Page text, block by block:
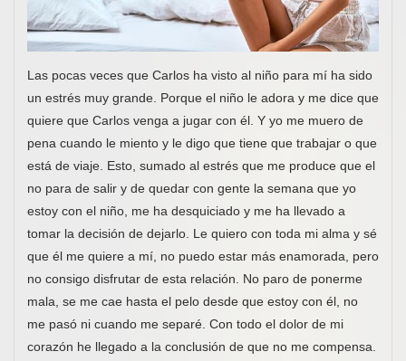
Las pocas veces que Carlos ha visto al niño para mí ha sido
un estrés muy grande. Porque el niño le adora y me dice que
quiere que Carlos venga a jugar con él. Y yo me muero de
pena cuando le miento y le digo que tiene que trabajar o que
está de viaje. Esto, sumado al estrés que me produce que el
no para de salir y de quedar con gente la semana que yo
estoy con el niño, me ha desquiciado y me ha llevado a
tomar la decisión de dejarlo. Le quiero con toda mi alma y sé
que él me quiere a mí, no puedo estar más enamorada, pero
no consigo disfrutar de esta relación. No paro de ponerme
mala, se me cae hasta el pelo desde que estoy con él, no
me pasó ni cuando me separé. Con todo el dolor de mi
corazón he llegado a la conclusión de que no me compensa.